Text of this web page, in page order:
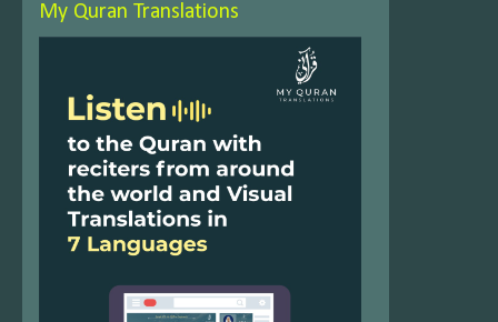
My Quran Translations